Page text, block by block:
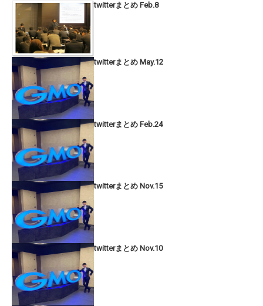
twitterまとめ Feb.8
twitterまとめ May.12
twitterまとめ Feb.24
twitterまとめ Nov.15
twitterまとめ Nov.10